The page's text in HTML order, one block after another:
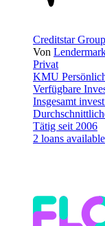
Creditstar Group
Von
Privat
KMU
Verfügbare
Insgesamt
Tätig seit 2006
2 loans available